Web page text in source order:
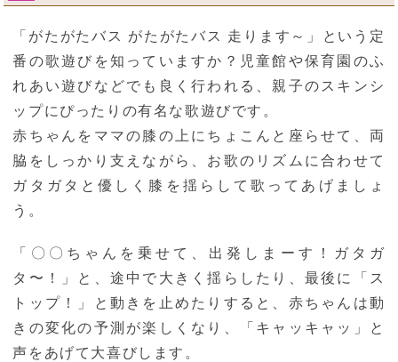
「がたがたバス がたがたバス 走ります～」という定
番の歌遊びを知っていますか？児童館や保育園のふ
れあい遊びなどでも良く行われる、親子のスキンシ
ップにぴったりの有名な歌遊びです。
赤ちゃんをママの膝の上にちょこんと座らせて、両
脇をしっかり支えながら、お歌のリズムに合わせて
ガタガタと優しく膝を揺らして歌ってあげましょ
う。
「〇〇ちゃんを乗せて、出発しまーす！ガタガ
タ〜！」と、途中で大きく揺らしたり、最後に「ス
トップ！」と動きを止めたりすると、赤ちゃんは動
きの変化の予測が楽しくなり、「キャッキャッ」と
声をあげて大喜びします。